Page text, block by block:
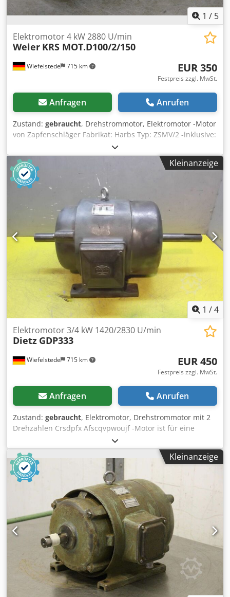
1 / 5
Wiefelstede 715 km
Elektromotor 4 kW 2880 U/min
Weier KRS MOT.D100/2/150
EUR 350
Festpreis zzgl. MwSt.
Anfragen Anrufen
Zustand: gebraucht, Drehstrommotor, Elektromotor -Motor
von Zapfenschläger Fabrikat: Harbs Typ: ZSMV/2 -inklusive:
Sägeblatt- Aufnahme -Leistung: 4 kW -Drehzahl: 2880
U/min -Bauform: B3 -Schutzart: IP 54 -Abmessungen:
470/216/H165 mm -Gewicht: 36 kg Credjdwf Thepfx Afuef
Kleinanzeige
1 /4
Wiefelstede 715 km
Elektromotor 3/4 kW 1420/2830 U/min
Dietz GDP333
EUR 450
Festpreis zzgl. MwSt.
Anfragen Anrufen
Zustand: gebraucht, Elektromotor, Drehstrommotor mit 2
Drehzahlen Crsdpfx Afscqvpwoujf -Motor ist für eine
Ehemann Schleifmaschine -Elektromotor mit 2
Wellenausgängen -Leistung: 3/4 kW -Drehzahl: 1420/2830
U/min -Welle: Ø 30 mm -Wellenlänge: 75/145 mm -
Bauform: B3 -polumschaltbar -Schutzart: - -Abmessungen:
545/340/H270 mm -Gewicht: 50 kg
Kleinanzeige